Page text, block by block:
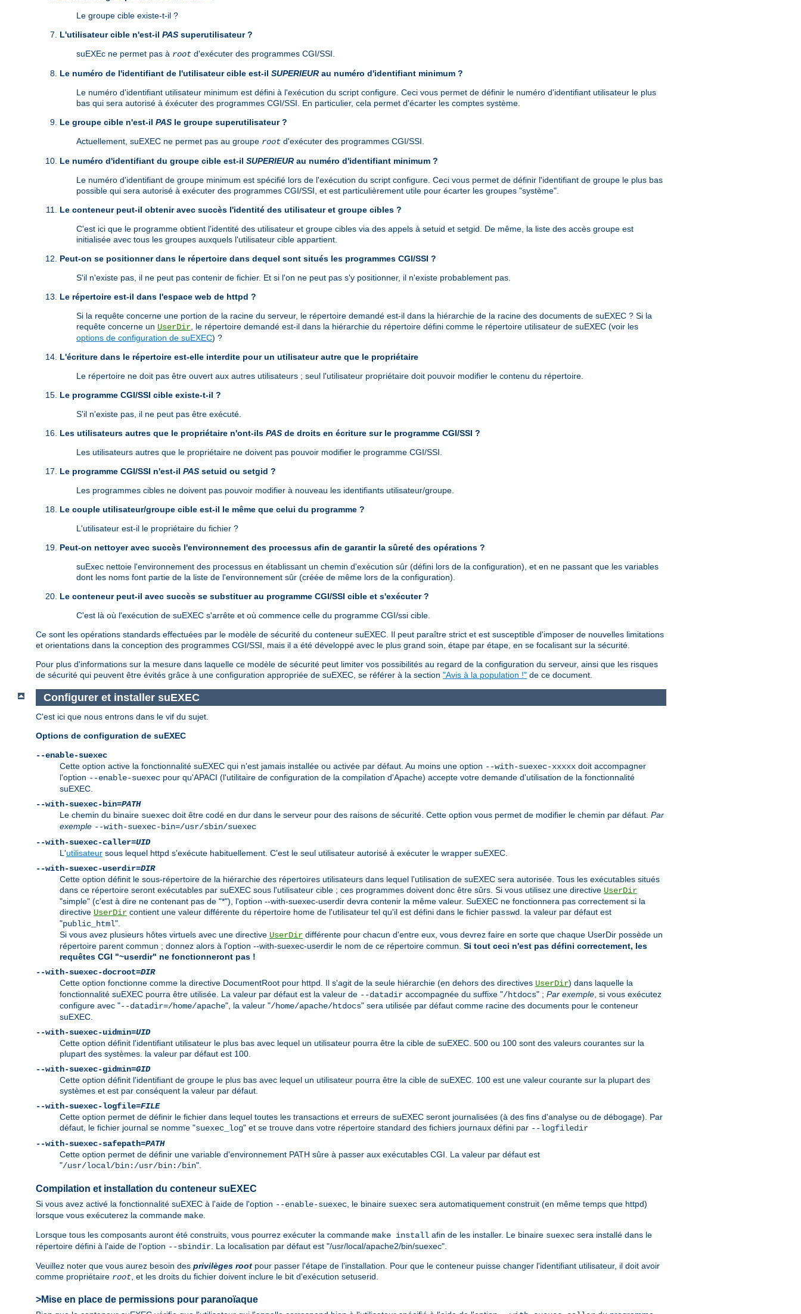
Le groupe cible existe-t-il ?
L'utilisateur cible n'est-il PAS superutilisateur ?
suEXEc ne permet pas à root d'exécuter des programmes CGI/SSI.
Le numéro de l'identifiant de l'utilisateur cible est-il SUPERIEUR au numéro d'identifiant minimum ?
Le numéro d'identifiant utilisateur minimum est défini à l'exécution du script configure. Ceci vous permet de définir le numéro d'identifiant utilisateur le plus
bas qui sera autorisé à éxécuter des programmes CGI/SSI. En particulier, cela permet d'écarter les comptes système.
Le groupe cible n'est-il PAS le groupe superutilisateur ?
Actuellement, suEXEC ne permet pas au groupe root d'exécuter des programmes CGI/SSI.
Le numéro d'identifiant du groupe cible est-il SUPERIEUR au numéro d'identifiant minimum ?
Le numéro d'identifiant de groupe minimum est spécifié lors de l'exécution du script configure. Ceci vous permet de définir l'identifiant de groupe le plus bas
possible qui sera autorisé à exécuter des programmes CGI/SSI, et est particulièrement utile pour écarter les groupes "système".
Le conteneur peut-il obtenir avec succès l'identité des utilisateur et groupe cibles ?
C'est ici que le programme obtient l'identité des utilisateur et groupe cibles via des appels à setuid et setgid. De même, la liste des accès groupe est
initialisée avec tous les groupes auxquels l'utilisateur cible appartient.
Peut-on se positionner dans le répertoire dans dequel sont situés les programmes CGI/SSI ?
S'il n'existe pas, il ne peut pas contenir de fichier. Et si l'on ne peut pas s'y positionner, il n'existe probablement pas.
Le répertoire est-il dans l'espace web de httpd ?
Si la requête concerne une portion de la racine du serveur, le répertoire demandé est-il dans la hiérarchie de la racine des documents de suEXEC ? Si la
requête concerne un UserDir , le répertoire demandé est-il dans la hiérarchie du répertoire défini comme le répertoire utilisateur de suEXEC (voir les
options de configuration de suEXEC) ?
L'écriture dans le répertoire est-elle interdite pour un utilisateur autre que le propriétaire
Le répertoire ne doit pas être ouvert aux autres utilisateurs ; seul l'utilisateur propriétaire doit pouvoir modifier le contenu du répertoire.
Le programme CGI/SSI cible existe-t-il ?
S'il n'existe pas, il ne peut pas être exécuté.
Les utilisateurs autres que le propriétaire n'ont-ils PAS de droits en écriture sur le programme CGI/SSI ?
Les utilisateurs autres que le propriétaire ne doivent pas pouvoir modifier le programme CGI/SSI.
Le programme CGI/SSI n'est-il PAS setuid ou setgid ?
Les programmes cibles ne doivent pas pouvoir modifier à nouveau les identifiants utilisateur/groupe.
Le couple utilisateur/groupe cible est-il le même que celui du programme ?
L'utilisateur est-il le propriétaire du fichier ?
Peut-on nettoyer avec succès l'environnement des processus afin de garantir la sûreté des opérations ?
suExec nettoie l'environnement des processus en établissant un chemin d'exécution sûr (défini lors de la configuration), et en ne passant que les variables
dont les noms font partie de la liste de l'environnement sûr (créée de même lors de la configuration).
Le conteneur peut-il avec succès se substituer au programme CGI/SSI cible et s'exécuter ?
C'est là où l'exécution de suEXEC s'arrête et où commence celle du programme CGI/ssi cible.
Ce sont les opérations standards effectuées par le modèle de sécurité du conteneur suEXEC. Il peut paraître strict et est susceptible d'imposer de nouvelles limitations
et orientations dans la conception des programmes CGI/SSI, mais il a été développé avec le plus grand soin, étape par étape, en se focalisant sur la sécurité.
Pour plus d'informations sur la mesure dans laquelle ce modèle de sécurité peut limiter vos possibilités au regard de la configuration du serveur, ainsi que les risques
de sécurité qui peuvent être évités grâce à une configuration appropriée de suEXEC, se référer à la section "Avis à la population !" de ce document.
Configurer et installer suEXEC
C'est ici que nous entrons dans le vif du sujet.
Options de configuration de suEXEC
--enable-suexec
Cette option active la fonctionnalité suEXEC qui n'est jamais installée ou activée par défaut. Au moins une option --with-suexec-xxxxx doit accompagner
l'option --enable-suexec pour qu'APACI (l'utilitaire de configuration de la compilation d'Apache) accepte votre demande d'utilisation de la fonctionnalité
suEXEC.
--with-suexec-bin=PATH
Le chemin du binaire suexec doit être codé en dur dans le serveur pour des raisons de sécurité. Cette option vous permet de modifier le chemin par défaut. Par
exemple --with-suexec-bin=/usr/sbin/suexec
--with-suexec-caller=UID
L'utilisateur sous lequel httpd s'exécute habituellement. C'est le seul utilisateur autorisé à exécuter le wrapper suEXEC.
--with-suexec-userdir=DIR
Cette option définit le sous-répertoire de la hiérarchie des répertoires utilisateurs dans lequel l'utilisation de suEXEC sera autorisée. Tous les exécutables situés
dans ce répertoire seront exécutables par suEXEC sous l'utilisateur cible ; ces programmes doivent donc être sûrs. Si vous utilisez une directive UserDir
"simple" (c'est à dire ne contenant pas de "*"), l'option --with-suexec-userdir devra contenir la même valeur. SuEXEC ne fonctionnera pas correctement si la
directive UserDir contient une valeur différente du répertoire home de l'utilisateur tel qu'il est défini dans le fichier passwd. la valeur par défaut est
"public_html".
Si vous avez plusieurs hôtes virtuels avec une directive UserDir différente pour chacun d'entre eux, vous devrez faire en sorte que chaque UserDir possède un
répertoire parent commun ; donnez alors à l'option --with-suexec-userdir le nom de ce répertoire commun. Si tout ceci n'est pas défini correctement, les
requêtes CGI "~userdir" ne fonctionneront pas !
--with-suexec-docroot=DIR
Cette option fonctionne comme la directive DocumentRoot pour httpd. Il s'agit de la seule hiérarchie (en dehors des directives UserDir) dans laquelle la
fonctionnalité suEXEC pourra être utilisée. La valeur par défaut est la valeur de --datadir accompagnée du suffixe "/htdocs" ; Par exemple, si vous exécutez
configure avec "--datadir=/home/apache", la valeur "/home/apache/htdocs" sera utilisée par défaut comme racine des documents pour le conteneur
suEXEC.
--with-suexec-uidmin=UID
Cette option définit l'identifiant utilisateur le plus bas avec lequel un utilisateur pourra être la cible de suEXEC. 500 ou 100 sont des valeurs courantes sur la
plupart des systèmes. la valeur par défaut est 100.
--with-suexec-gidmin=GID
Cette option définit l'identifiant de groupe le plus bas avec lequel un utilisateur pourra être la cible de suEXEC. 100 est une valeur courante sur la plupart des
systèmes et est par conséquent la valeur par défaut.
--with-suexec-logfile=FILE
Cette option permet de définir le fichier dans lequel toutes les transactions et erreurs de suEXEC seront journalisées (à des fins d'analyse ou de débogage). Par
défaut, le fichier journal se nomme "suexec_log" et se trouve dans votre répertoire standard des fichiers journaux défini par --logfiledir
--with-suexec-safepath=PATH
Cette option permet de définir une variable d'environnement PATH sûre à passer aux exécutables CGI. La valeur par défaut est
"/usr/local/bin:/usr/bin:/bin".
Compilation et installation du conteneur suEXEC
Si vous avez activé la fonctionnalité suEXEC à l'aide de l'option --enable-suexec , le binaire suexec sera automatiquement construit (en même temps que httpd)
lorsque vous exécuterez la commande make
Lorsque tous les composants auront été construits, vous pourrez exécuter la commande make install afin de les installer. Le binaire suexec sera installé dans le
répertoire défini à l'aide de l'option --sbindir . La localisation par défaut est "/usr/local/apache2/bin/suexec".
Veuillez noter que vous aurez besoin des privilèges root pour passer l'étape de l'installation. Pour que le conteneur puisse changer l'identifiant utilisateur, il doit avoir
comme propriétaire root , et les droits du fichier doivent inclure le bit d'exécution setuserid.
>Mise en place de permissions pour paranoïaque